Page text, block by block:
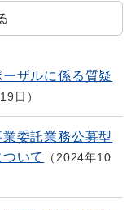
ザルに係る質疑
日
委託業務公募型
いて
2024年10